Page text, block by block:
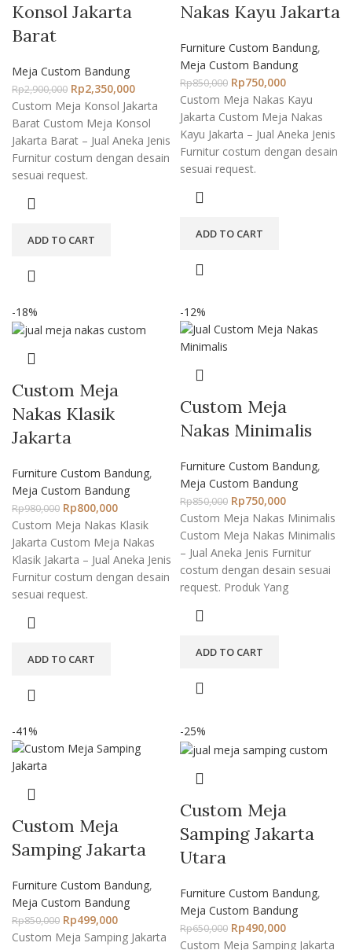
Konsol Jakarta
Barat
Meja Custom Bandung
Rp2,900,000 Rp2,350,000
Custom Meja Konsol Jakarta
Barat Custom Meja Konsol
Jakarta Barat – Jual Aneka Jenis
Furnitur costum dengan desain
sesuai request.
ADD TO CART
Nakas Kayu Jakarta
Furniture Custom Bandung,
Meja Custom Bandung
Rp850,000 Rp750,000
Custom Meja Nakas Kayu
Jakarta Custom Meja Nakas
Kayu Jakarta – Jual Aneka Jenis
Furnitur costum dengan desain
sesuai request.
ADD TO CART
-18%
Custom Meja
Nakas Klasik
Jakarta
Furniture Custom Bandung,
Meja Custom Bandung
Rp980,000 Rp800,000
Custom Meja Nakas Klasik
Jakarta Custom Meja Nakas
Klasik Jakarta – Jual Aneka Jenis
Furnitur costum dengan desain
sesuai request.
ADD TO CART
-12%
Custom Meja
Nakas Minimalis
Furniture Custom Bandung,
Meja Custom Bandung
Rp850,000 Rp750,000
Custom Meja Nakas Minimalis
Custom Meja Nakas Minimalis
– Jual Aneka Jenis Furnitur
costum dengan desain sesuai
request. Produk Yang
ADD TO CART
-41%
Custom Meja
Samping Jakarta
Furniture Custom Bandung,
Meja Custom Bandung
Rp850,000 Rp499,000
Custom Meja Samping Jakarta
-25%
Custom Meja
Samping Jakarta
Utara
Furniture Custom Bandung,
Meja Custom Bandung
Rp650,000 Rp490,000
Custom Meja Samping Jakarta